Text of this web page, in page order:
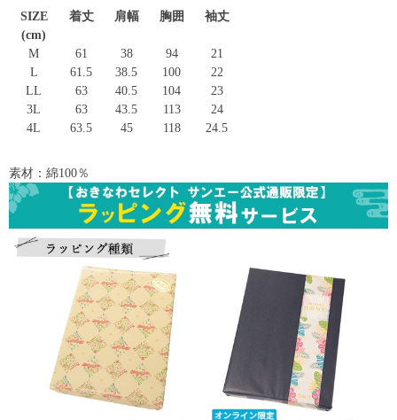
SIZE
(cm)
着丈 肩幅 胸囲 袖丈
M 61 38 94
21
L
61.5 38.5 100
22
LL
63 40.5 104
23
3L
63 43.5 113
24
4L
63.5 45 118 24.5
素材：綿100％